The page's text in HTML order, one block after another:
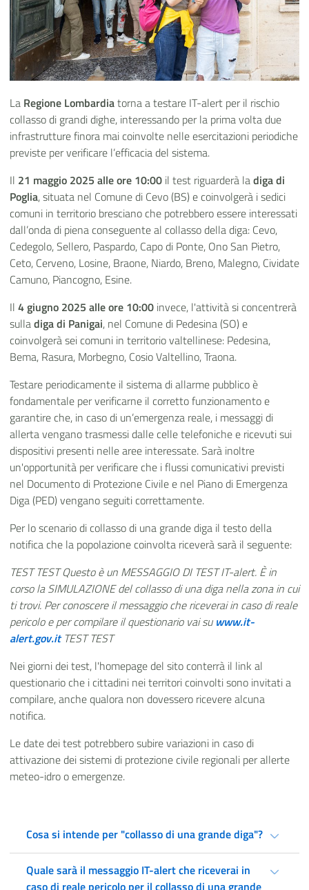
La Regione Lombardiatorna a testare IT-alert per il rischio
collasso di grandi dighe, interessando per la prima volta due
infrastrutture finora mai coinvolte nelle esercitazioni periodiche
previste per verificare l’efficacia del sistema.
Il 21 maggio 2025 alle ore 10:00 il test riguarderà ladiga di
Poglia, situata nel Comune di Cevo (BS) e coinvolgerà i sedici
comuni in territorio bresciano che potrebbero essere interessati
dall’onda di piena conseguente al collasso della diga: Cevo,
Cedegolo, Sellero, Paspardo, Capo di Ponte, Ono San Pietro,
Ceto, Cerveno, Losine, Braone, Niardo, Breno, Malegno, Cividate
Camuno, Piancogno, Esine.
Il 4 giugno 2025 alle ore 10:00 invece, l'attività si concentrerà
sulladiga di Panigai, nel Comune di Pedesina (SO) e
coinvolgerà sei comuni in territorio valtellinese: Pedesina,
Bema, Rasura, Morbegno, Cosio Valtellino, Traona.
Testare periodicamente il sistema di allarme pubblico è
fondamentale per verificarne il corretto funzionamento e
garantire che, in caso di un’emergenza reale, i messaggi di
allerta vengano trasmessi dalle celle telefoniche e ricevuti sui
dispositivi presenti nelle aree interessate. Sarà inoltre
un'opportunità per verificare che i flussi comunicativi previsti
nel Documento di Protezione Civile e nel Piano di Emergenza
Diga (PED) vengano seguiti correttamente.
Per lo scenario di collasso di una grande diga il testo della
notifica che la popolazione coinvolta riceverà sarà il seguente:
TEST TEST Questo è un MESSAGGIO DI TEST IT-alert. È in
corso la SIMULAZIONE del collasso di una diga nella zona in cui
ti trovi. Per conoscere il messaggio che riceverai in caso di reale
pericolo e per compilare il questionario vai su www.it-
alert.gov.itTEST TEST
Nei giorni dei test, l'homepage del sito conterrà il link al
questionario che i cittadini nei territori coinvolti sono invitati a
compilare, anche qualora non dovessero ricevere alcuna
notifica.
Le date dei test potrebbero subire variazioni in caso di
attivazione dei sistemi di protezione civile regionali per allerte
meteo-idro o emergenze.
Cosa si intende per "collasso di una grande diga"?
Quale sarà il messaggio IT-alert che riceverai in
caso di reale pericolo per il collasso di una grande